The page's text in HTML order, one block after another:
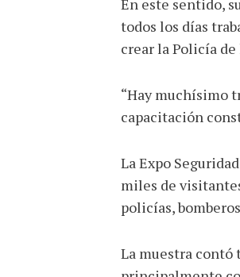
En este sentido,
todos los días
crear la Policía de
“Hay muchísimo
capacitación
La Expo
miles de
policías,
La muestra contó